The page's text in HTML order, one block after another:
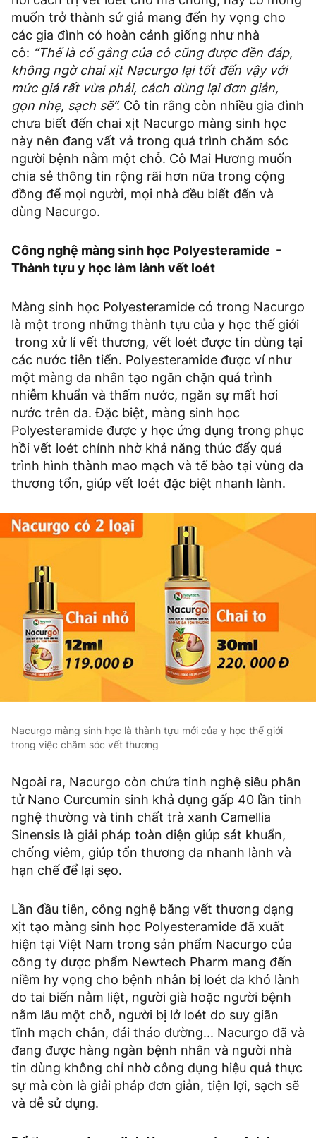
muốn trở thành sứ giả mang đến hy vọng cho
các gia đình có hoàn cảnh giống như nhà
cô: “Thế là cố gắng của cô cũng được đền đáp,
không ngờ chai xịt Nacurgo lại tốt đến vậy với
mức giá rất vừa phải, cách dùng lại đơn giản,
gọn nhẹ, sạch sẽ”. Cô tin rằng còn nhiều gia đình
chưa biết đến chai xịt Nacurgo màng sinh học
này nên đang vất vả trong quá trình chăm sóc
người bệnh nằm một chỗ. Cô Mai Hương muốn
chia sẻ thông tin rộng rãi hơn nữa trong cộng
đồng để mọi người, mọi nhà đều biết đến và
dùng Nacurgo.
Công nghệ màng sinh học Polyesteramide -
Thành tựu y học làm lành vết loét
Màng sinh học Polyesteramide có trong Nacurgo
là một trong những thành tựu của y học thế giới
trong xử lí vết thương, vết loét được tin dùng tại
các nước tiên tiến. Polyesteramide được ví như
một màng da nhân tạo ngăn chặn quá trình
nhiễm khuẩn và thấm nước, ngăn sự mất hơi
nước trên da. Đặc biệt, màng sinh học
Polyesteramide được y học ứng dụng trong phục
hồi vết loét chính nhờ khả năng thúc đẩy quá
trình hình thành mao mạch và tế bào tại vùng da
thương tổn, giúp vết loét đặc biệt nhanh lành.
Nacurgo màng sinh học là thành tựu mới của y học thế giới
trong việc chăm sóc vết thương
Ngoài ra, Nacurgo còn chứa tinh nghệ siêu phân
tử Nano Curcumin sinh khả dụng gấp 40 lần tinh
nghệ thường và tinh chất trà xanh Camellia
Sinensis là giải pháp toàn diện giúp sát khuẩn,
chống viêm, giúp tổn thương da nhanh lành và
hạn chế để lại sẹo.
Lần đầu tiên, công nghệ băng vết thương dạng
xịt tạo màng sinh học Polyesteramide đã xuất
hiện tại Việt Nam trong sản phẩm Nacurgo của
công ty dược phẩm Newtech Pharm mang đến
niềm hy vọng cho bệnh nhân bị loét da khó lành
do tai biến nằm liệt, người già hoặc người bệnh
nằm lâu một chỗ, người bị lở loét do suy giãn
tĩnh mạch chân, đái tháo đường... Nacurgo đã và
đang được hàng ngàn bệnh nhân và người nhà
tin dùng không chỉ nhờ công dụng hiệu quả thực
sự mà còn là giải pháp đơn giản, tiện lợi, sạch sẽ
và dễ sử dụng.